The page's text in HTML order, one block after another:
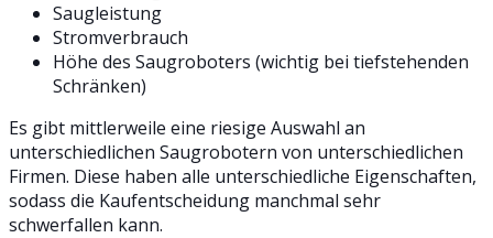
Saugleistung
Stromverbrauch
Höhe des Saugroboters (wichtig bei tiefstehenden
Schränken)
Es gibt mittlerweile eine riesige Auswahl an
unterschiedlichen Saugrobotern von unterschiedlichen
Firmen. Diese haben alle unterschiedliche Eigenschaften,
sodass die Kaufentscheidung manchmal sehr
schwerfallen kann.